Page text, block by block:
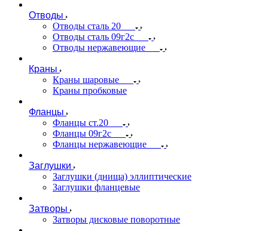
Отводы
Отводы сталь 20
Отводы сталь 09г2с
Отводы нержавеющие
Краны
Краны шаровые
Краны пробковые
Фланцы
Фланцы ст.20
Фланцы 09г2с
Фланцы нержавеющие
Заглушки
Заглушки (днища) эллиптические
Заглушки фланцевые
Затворы
Затворы дисковые поворотные